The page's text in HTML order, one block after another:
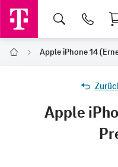
Home Apple iPhone 14
Apple